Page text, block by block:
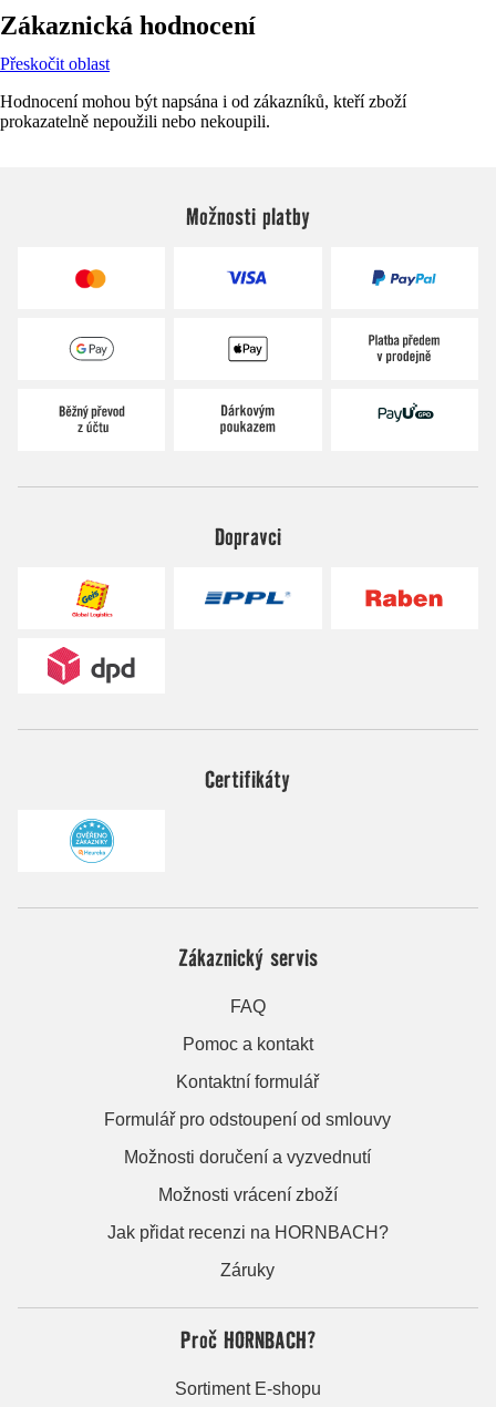
Zákaznická hodnocení
Přeskočit oblast
Hodnocení mohou být napsána i od zákazníků, kteří zboží
prokazatelně nepoužili nebo nekoupili.
Možnosti platby
Dopravci
Certifikáty
Zákaznický servis
FAQ
Pomoc a kontakt
Kontaktní formulář
Formulář pro odstoupení od smlouvy
Možnosti doručení a vyzvednutí
Možnosti vrácení zboží
Jak přidat recenzi na HORNBACH?
Záruky
Proč HORNBACH?
Sortiment E-shopu